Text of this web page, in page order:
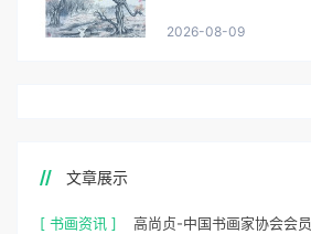
2026-08-09
文章展示
[ 书画资讯 ] 高尚贞-中国书画家协会会员